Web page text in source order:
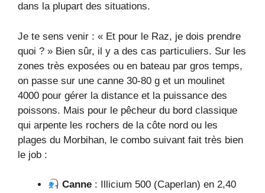
dans la plupart des situations.
Je te sens venir : « Et pour le Raz, je dois prendre
quoi ? » Bien sûr, il y a des cas particuliers. Sur les
zones très exposées ou en bateau par gros temps,
on passe sur une canne 30-80 g et un moulinet
4000 pour gérer la distance et la puissance des
poissons. Mais pour le pêcheur du bord classique
qui arpente les rochers de la côte nord ou les
plages du Morbihan, le combo suivant fait très bien
le job :
Canne : Illicium 500 (Caperlan) en 2,40